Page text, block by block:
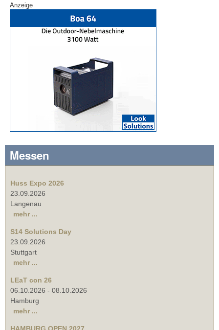
Anzeige
Messen
Huss Expo 2026
23.09.2026
Langenau
mehr ...
S14 Solutions Day
23.09.2026
Stuttgart
mehr ...
LEaT con 26
06.10.2026 - 08.10.2026
Hamburg
mehr ...